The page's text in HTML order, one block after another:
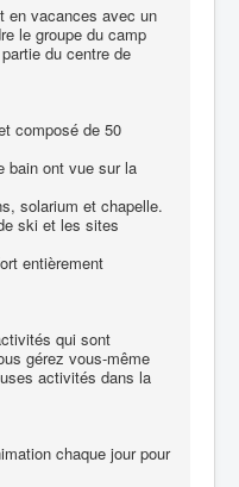
en vacances avec un
le groupe du camp
du centre de
composé de 50
bain ont vue sur la
solarium et chapelle.
ski et les sites
entièrement
qui sont
gérez vous-même
activités dans la
chaque jour pour